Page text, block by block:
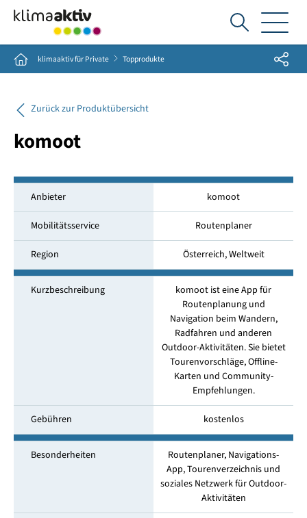
Ich
suche...
Home klimaaktiv für Private Topprodukte Share
Zurück zur Produktübersicht
komoot
Anbieter komoot
Mobilitätsservice Routenplaner
Region Österreich, Weltweit
Kurzbeschreibung
komoot ist eine App für
Routenplanung und
Navigation beim Wandern,
Radfahren und anderen
Outdoor-Aktivitäten. Sie bietet
Tourenvorschläge, Offline-
Karten und Community-
Empfehlungen.
Gebühren kostenlos
Besonderheiten
Routenplaner, Navigations-
App, Tourenverzeichnis und
soziales Netzwerk für Outdoor-
Aktivitäten